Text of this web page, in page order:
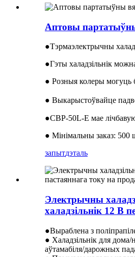
Аптовы партатыўны
●Тэрмаэлектрычны
●Гэты халадзільнік
● Розныя колеры могуць
● Выкарыстоўвайце
●CBP-50L-E мае
● Мінімальны заказ: 500
запытдэталь
Электрычны
халадзільнік 12 В
●Выраблена з
● Халадзільнік для
аўтамабіля/дарожных